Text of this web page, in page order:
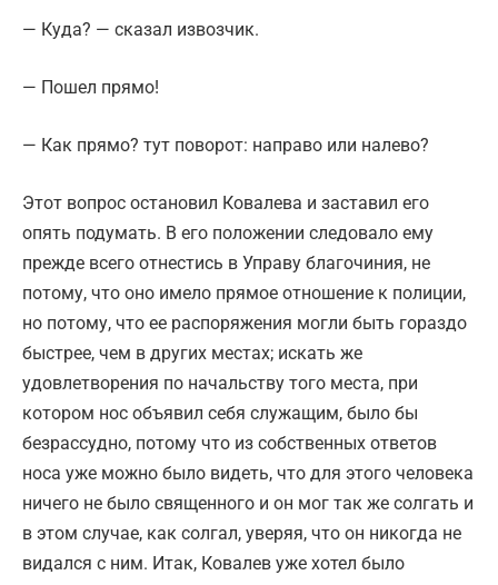
— Куда? — сказал извозчик.
— Пошел прямо!
— Как прямо? тут поворот: направо или налево?
Этот вопрос остановил Ковалева и заставил его
опять подумать. В его положении следовало ему
прежде всего отнестись в Управу благочиния, не
потому, что оно имело прямое отношение к полиции,
но потому, что ее распоряжения могли быть гораздо
быстрее, чем в других местах; искать же
удовлетворения по начальству того места, при
котором нос объявил себя служащим, было бы
безрассудно, потому что из собственных ответов
носа уже можно было видеть, что для этого человека
ничего не было священного и он мог так же солгать и
в этом случае, как солгал, уверяя, что он никогда не
видался с ним. Итак, Ковалев уже хотел было